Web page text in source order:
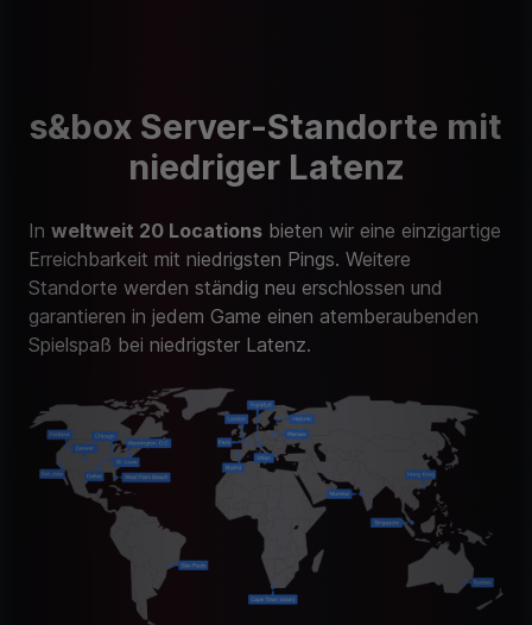
s&box Server-Standorte mit
niedriger Latenz
In weltweit 20 Locations bieten wir eine einzigartige
Erreichbarkeit mit niedrigsten Pings. Weitere
Standorte werden ständig neu erschlossen und
garantieren in jedem Game einen atemberaubenden
Spielspaß bei niedrigster Latenz.